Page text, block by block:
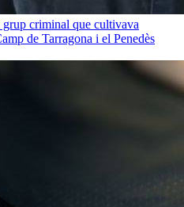
criminal que cultivava
de Tarragona i el Penedès